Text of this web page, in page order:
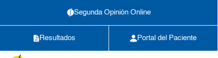
Segunda Opinión Online
Resultados Portal del Paciente